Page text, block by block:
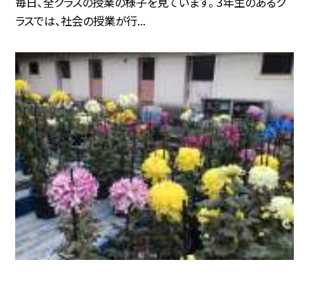
ラスでは、社会の授業が行...